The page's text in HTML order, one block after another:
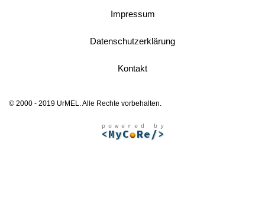
Impressum
Datenschutzerklärung
Kontakt
© 2000 - 2019 UrMEL. Alle Rechte vorbehalten.